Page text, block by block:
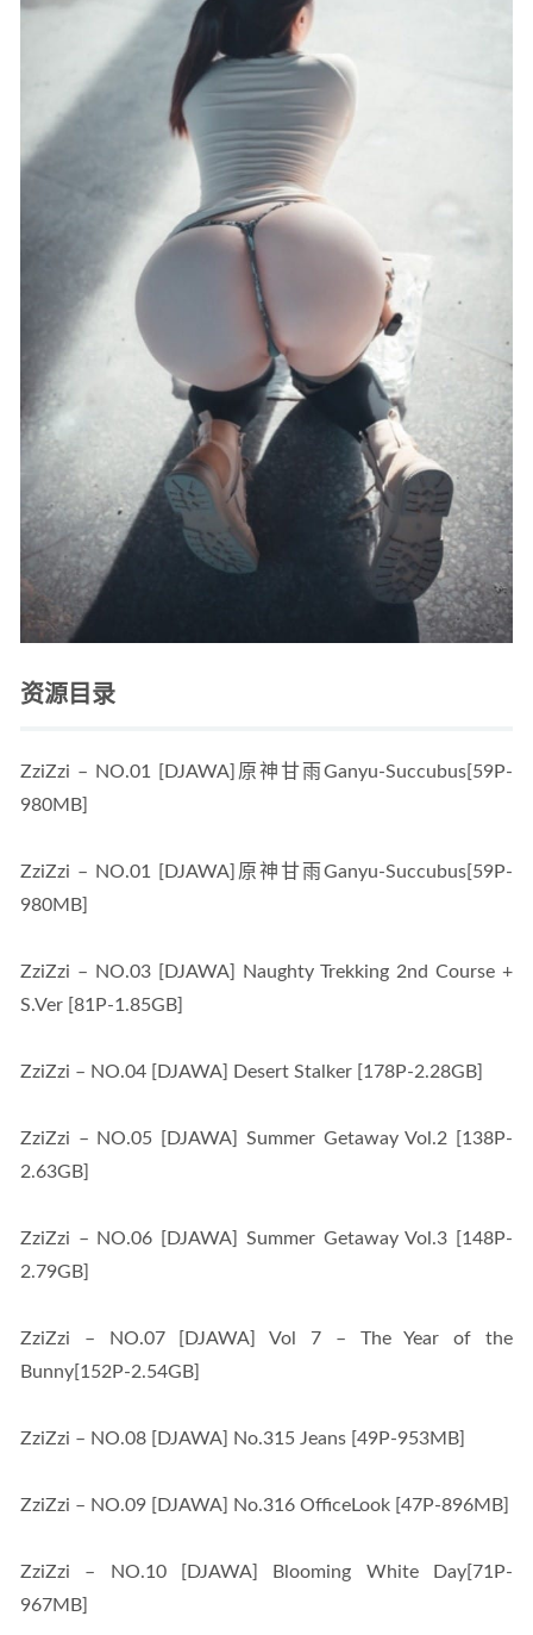
资源目录
ZziZzi – NO.01 [DJAWA]原神甘雨Ganyu-Succubus[59P-
980MB]
ZziZzi – NO.01 [DJAWA]原神甘雨Ganyu-Succubus[59P-
980MB]
ZziZzi – NO.03 [DJAWA] Naughty Trekking 2nd Course +
S.Ver [81P-1.85GB]
ZziZzi – NO.04 [DJAWA] Desert Stalker [178P-2.28GB]
ZziZzi – NO.05 [DJAWA] Summer Getaway Vol.2 [138P-
2.63GB]
ZziZzi – NO.06 [DJAWA] Summer Getaway Vol.3 [148P-
2.79GB]
ZziZzi – NO.07 [DJAWA] Vol 7 – The Year of the
Bunny[152P-2.54GB]
ZziZzi – NO.08 [DJAWA] No.315 Jeans [49P-953MB]
ZziZzi – NO.09 [DJAWA] No.316 OfficeLook [47P-896MB]
ZziZzi – NO.10 [DJAWA] Blooming White Day[71P-
967MB]